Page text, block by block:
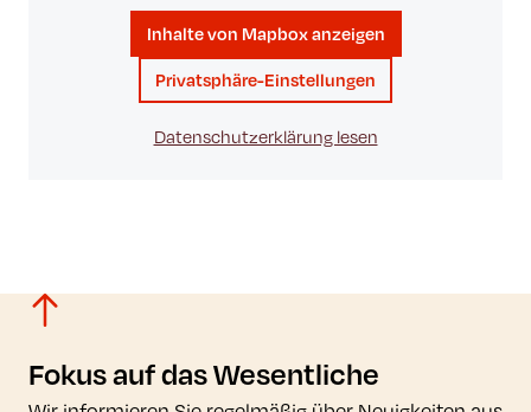
Inhalte von Mapbox anzeigen
Privatsphäre-Einstellungen
Datenschutzerklärung lesen
Fokus auf das Wesentliche